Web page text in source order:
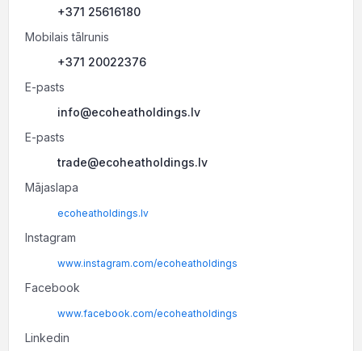
+371 25616180
Mobilais tālrunis
+371 20022376
E-pasts
info@ecoheatholdings.lv
E-pasts
trade@ecoheatholdings.lv
Mājaslapa
ecoheatholdings.lv
Instagram
www.instagram.com/ecoheatholdings
Facebook
www.facebook.com/ecoheatholdings
Linkedin